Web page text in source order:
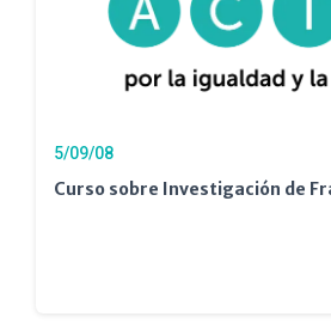
5/09/08
Curso sobre Investigación de